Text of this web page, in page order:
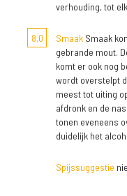
verhouding, tot
8,0 Smaak Smaak
gebrande mout.
komt er ook nog
wordt overstelpt
meest tot uiting
afdronk en de
tonen eveneens
duidelijk het
Spijssuggestie